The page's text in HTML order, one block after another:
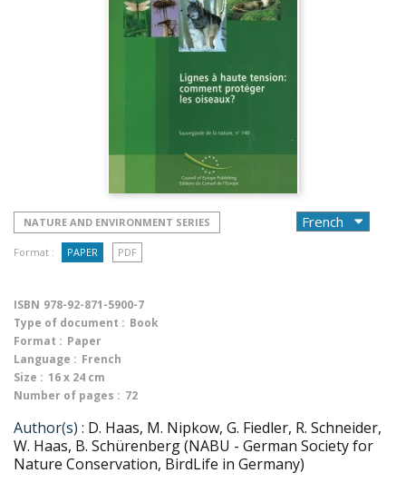
NATURE AND ENVIRONMENT SERIES
Format : PAPER PDF
ISBN 978-92-871-5900-7
Type of document : Book
Format : Paper
Language : French
Size : 16 x 24 cm
Number of pages : 72
Author(s) : D. Haas, M. Nipkow, G. Fiedler, R. Schneider,
W. Haas, B. Schürenberg (NABU - German Society for
Nature Conservation, BirdLife in Germany)